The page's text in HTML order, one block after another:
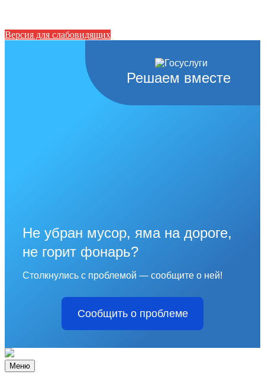
Версия для слабовидящих
Решаем вместе
Не убран мусор, яма на дороге,
не горит фонарь?
Столкнулись с проблемой — сообщите о ней!
Сообщить о проблеме
Меню